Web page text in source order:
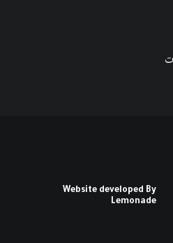
Website developed By
Lemonade